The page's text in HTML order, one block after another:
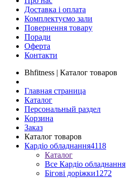
Доставка і оплата
Комплектуємо зали
Повернення товару
Поради
Оферта
Контакти
Bhfitness | Каталог товаров
Главная страница
Каталог
Персональный раздел
Корзина
Заказ
Каталог товаров
Кардіо обладнання4118
Каталог
Все Кардіо обладнання
Бігові доріжки1272